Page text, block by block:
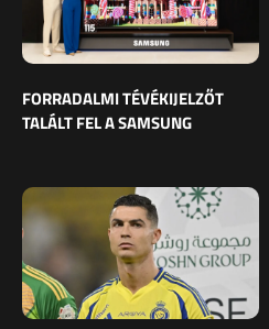
FORRADALMI TÉVÉKIJELZŐT
TALÁLT FEL A SAMSUNG